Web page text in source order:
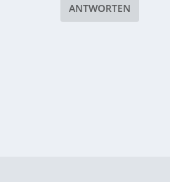
ANTWORTEN